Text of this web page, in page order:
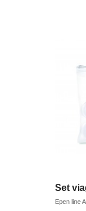
Set
Epen line